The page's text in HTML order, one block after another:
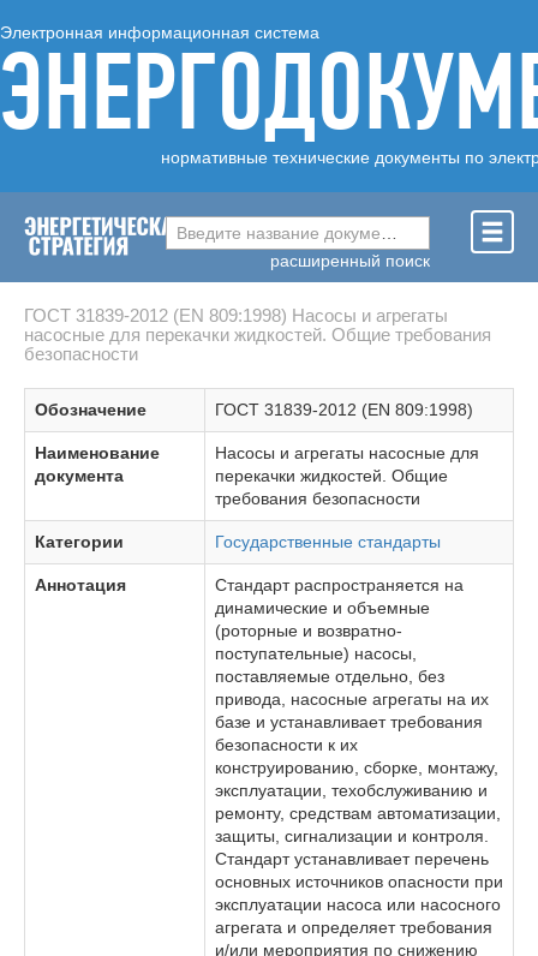
Электронная информационная система
нормативные технические документы по
Введите название документа ...
расширенный поиск
ГОСТ 31839-2012 (EN 809:1998) Насосы и агрегаты
насосные для перекачки жидкостей. Общие требования
безопасности
Обозначение ГОСТ 31839-2012 (EN 809:1998)
Наименование
документа
Насосы и агрегаты насосные для
перекачки жидкостей. Общие
требования безопасности
Категории Государственные стандарты
Аннотация
Стандарт распространяется на
динамические и объемные
(роторные и возвратно-
поступательные) насосы,
поставляемые отдельно, без
привода, насосные агрегаты на их
базе и устанавливает требования
безопасности к их
конструированию, сборке, монтажу,
эксплуатации, техобслуживанию и
ремонту, средствам автоматизации,
защиты, сигнализации и контроля.
Стандарт устанавливает перечень
основных источников опасности при
эксплуатации насоса или насосного
агрегата и определяет требования
и/или мероприятия по снижению